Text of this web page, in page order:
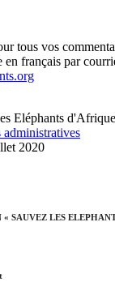
tous vos
en français par
Eléphants
administratives
2020
« SAUVEZ LES